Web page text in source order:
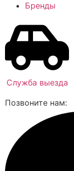
Бренды
Служба выезда
Позвоните нам: